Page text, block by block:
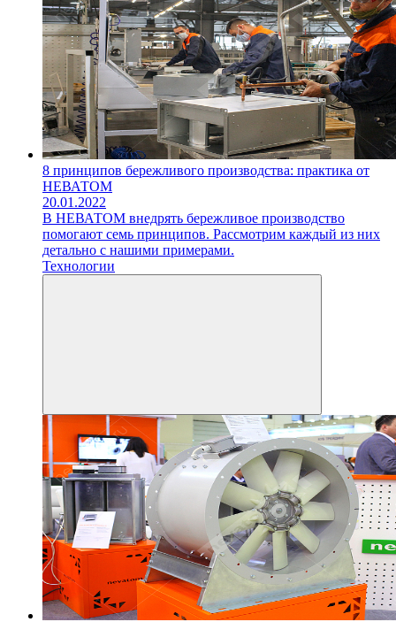
8 принципов бережливого производства: практика от
НЕВАТОМ
20.01.2022
В НЕВАТОМ внедрять бережливое производство
помогают семь принципов. Рассмотрим каждый из них
детально с нашими примерами.
Технологии